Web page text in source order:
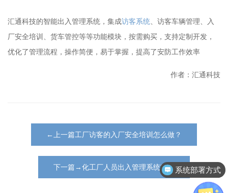
汇通科技的智能出入管理系统，集成访客系统 、访客车辆管理、入
厂安全培训、货车管控等等功能模块，按需购买，支持定制开发，
优化了管理流程，操作简便，易于掌握，提高了安防工作效率
作者：汇通科技
←上一篇工厂访客的入厂安全培训怎么做？
下一篇→化工厂人员出入管理系统功能 系统部署方式